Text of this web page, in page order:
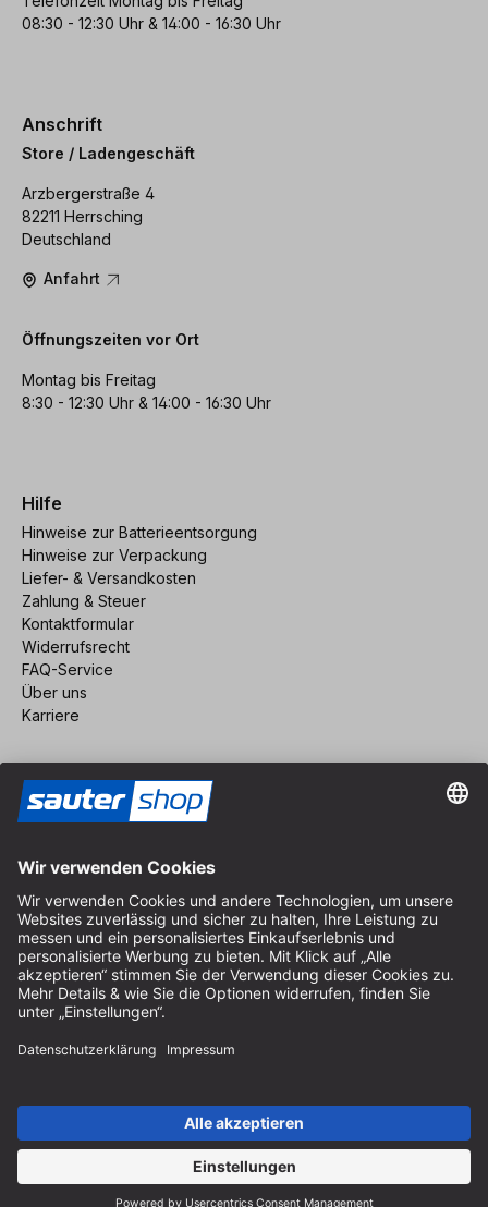
08:30 - 12:30 Uhr & 14:00 - 16:30 Uhr
Anschrift
Store / Ladengeschäft
Arzbergerstraße 4
82211 Herrsching
Deutschland
Anfahrt
Öffnungszeiten vor Ort
Montag bis Freitag
8:30 - 12:30 Uhr & 14:00 - 16:30 Uhr
Hilfe
Hinweise zur Batterieentsorgung
Hinweise zur Verpackung
Liefer- & Versandkosten
Zahlung & Steuer
Kontaktformular
Widerrufsrecht
FAQ-Service
Über uns
Karriere
Impressum
AGB
Datenschutz
Cookie-Einstellungen
© 2026 sauter GmbH
* kostenloser Versand ab 150 Euro Bestellwert innerhalb
Deutschlands für die Standard-Paketgrößen - ausgenommen
Sperrgut und Fracht
In Abh. des Lieferlandes kann die MwSt. an der Kasse variieren.